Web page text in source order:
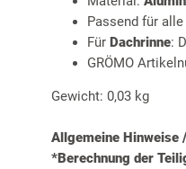
Passend für alle
Für Dachrinne:
GRÖMO
Gewicht: 0,03 kg
Allgemeine Hinweise
*Berechnung der